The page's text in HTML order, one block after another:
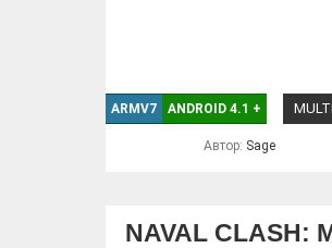
ARMV7 ANDROID 4.1 +
Автор: Sage
NAVAL